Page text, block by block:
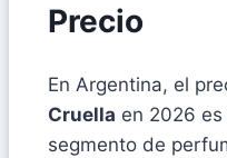
Precio
En Argentina, el
Cruella en 2026
segmento de